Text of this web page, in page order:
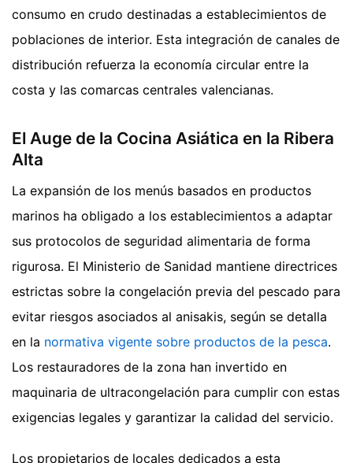
consumo en crudo destinadas a establecimientos de
poblaciones de interior. Esta integración de canales de
distribución refuerza la economía circular entre la
costa y las comarcas centrales valencianas.
El Auge de la Cocina Asiática en la Ribera
Alta
La expansión de los menús basados en productos
marinos ha obligado a los establecimientos a adaptar
sus protocolos de seguridad alimentaria de forma
rigurosa. El Ministerio de Sanidad mantiene directrices
estrictas sobre la congelación previa del pescado para
evitar riesgos asociados al anisakis, según se detalla
en la normativa vigente sobre productos de la pesca.
Los restauradores de la zona han invertido en
maquinaria de ultracongelación para cumplir con estas
exigencias legales y garantizar la calidad del servicio.
Los propietarios de locales dedicados a esta